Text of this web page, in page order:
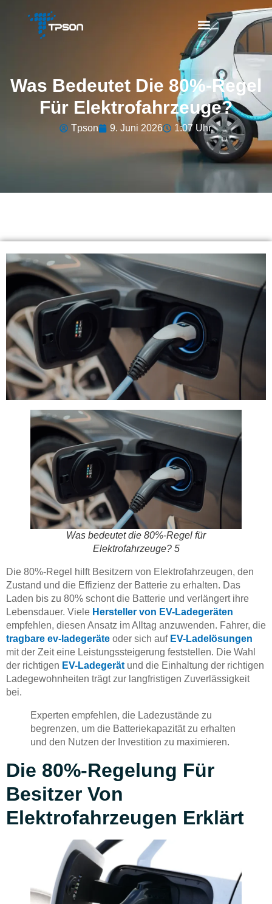
Was Bedeutet Die 80%-Regel
Für Elektrofahrzeuge?
Tpson 9. Juni 2026 1:07 Uhr.
Was bedeutet die 80%-Regel für
Elektrofahrzeuge? 5
Die 80%-Regel hilft Besitzern von Elektrofahrzeugen, den
Zustand und die Effizienz der Batterie zu erhalten. Das
Laden bis zu 80% schont die Batterie und verlängert ihre
Lebensdauer. Viele Hersteller von EV-Ladegeräten
empfehlen, diesen Ansatz im Alltag anzuwenden. Fahrer, die
tragbare ev-ladegeräte oder sich auf EV-Ladelösungen
mit der Zeit eine Leistungssteigerung feststellen. Die Wahl
der richtigen EV-Ladegerät und die Einhaltung der richtigen
Ladegewohnheiten trägt zur langfristigen Zuverlässigkeit
bei.
Experten empfehlen, die Ladezustände zu
begrenzen, um die Batteriekapazität zu erhalten
und den Nutzen der Investition zu maximieren.
Die 80%-Regelung Für
Besitzer Von
Elektrofahrzeugen Erklärt